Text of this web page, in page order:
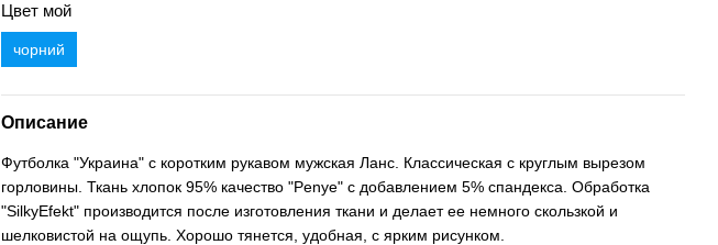
Цвет мой
чорний
Описание
Футболка "Украина" с коротким рукавом мужская Ланс. Классическая с круглым вырезом
горловины. Ткань хлопок 95% качество "Penye" ​​с добавлением 5% спандекса. Обработка
"SilkyEfekt" производится после изготовления ткани и делает ее немного скользкой и
шелковистой на ощупь. Хорошо тянется, удобная, с ярким рисунком.